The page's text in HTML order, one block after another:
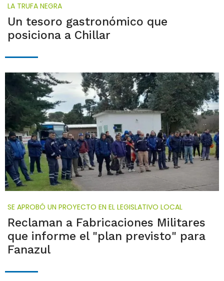
LA TRUFA NEGRA
Un tesoro gastronómico que
posiciona a Chillar
SE APROBÓ UN PROYECTO EN EL LEGISLATIVO LOCAL
Reclaman a Fabricaciones Militares
que informe el "plan previsto" para
Fanazul